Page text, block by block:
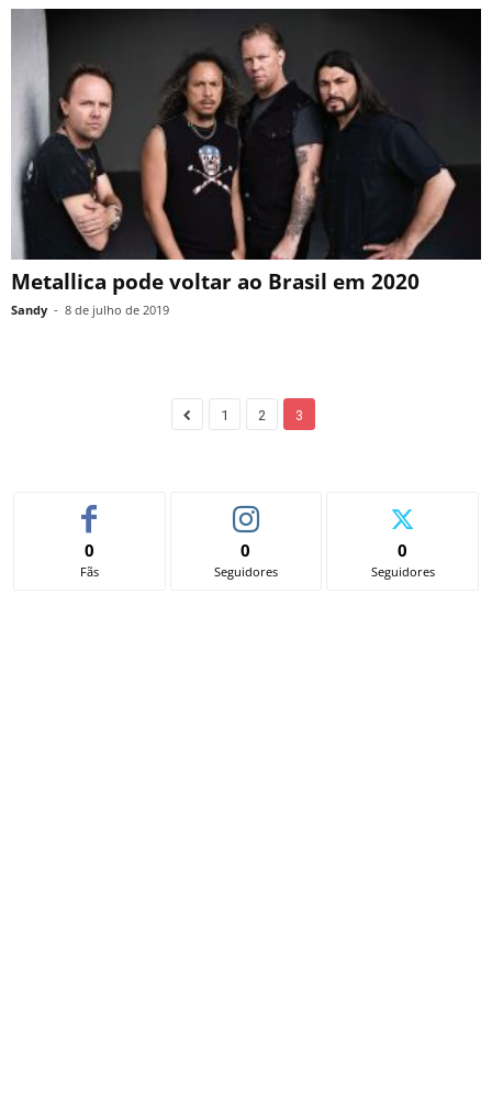
Metallica pode voltar ao Brasil em 2020
Sandy - 8 de julho de 2019
1 2 3
0
Fãs
0
Seguidores
0
Seguidores